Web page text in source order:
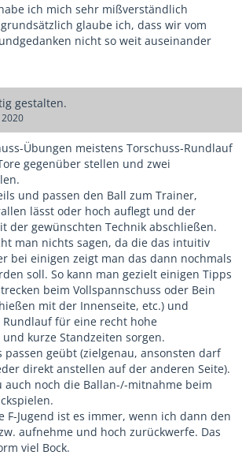
ich mich sehr mißverständlich
glaube ich, dass wir vom
nicht so weit auseinander
gestalten.
Übungen meistens Torschuss-Rundlauf
gegenüber stellen und zwei
und passen den Ball zum Trainer,
lässt oder hoch auflegt und der
der gewünschten Technik abschließen.
man nichts sagen, da die das intuitiv
bei einigen zeigt man das dann nochmals
soll. So kann man gezielt einigen Tipps
beim Vollspannschuss oder Bein
mit der Innenseite, etc.) und
für eine recht hohe
kurze Standzeiten sorgen.
geübt (zielgenau, ansonsten darf
direkt anstellen auf der anderen Seite).
auch noch die Ballan-/-mitnahme beim
F-Jugend ist es immer, wenn ich dann den
aufnehme und hoch zurückwerfe. Das
viel Bock.